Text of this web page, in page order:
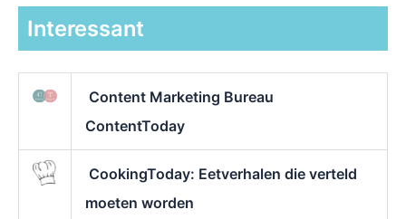
Interessant
Content Marketing Bureau
ContentToday
CookingToday: Eetverhalen die verteld
moeten worden